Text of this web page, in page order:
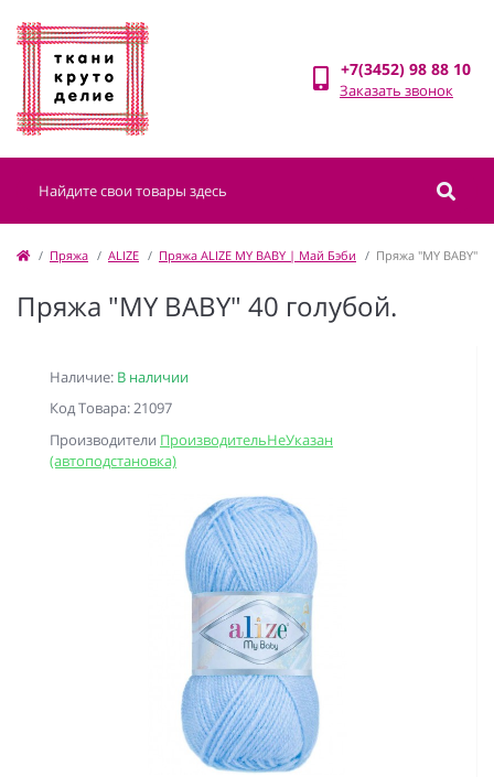
+7(3452) 98 88 10
Заказать звонок
Пряжа ALIZE Пряжа ALIZE MY BABY | Май Бэби Пряжа "MY BABY"
Пряжа "MY BABY" 40 голубой.
Наличие: В наличии
Код Товара: 21097
Производители ПроизводительНеУказан
(автоподстановка)